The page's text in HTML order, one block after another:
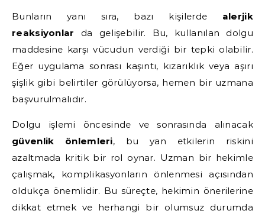
Bunların yanı sıra, bazı kişilerde alerjik
reaksiyonlar da gelişebilir. Bu, kullanılan dolgu
maddesine karşı vücudun verdiği bir tepki olabilir.
Eğer uygulama sonrası kaşıntı, kızarıklık veya aşırı
şişlik gibi belirtiler görülüyorsa, hemen bir uzmana
başvurulmalıdır.
Dolgu işlemi öncesinde ve sonrasında alınacak
güvenlik önlemleri, bu yan etkilerin riskini
azaltmada kritik bir rol oynar. Uzman bir hekimle
çalışmak, komplikasyonların önlenmesi açısından
oldukça önemlidir. Bu süreçte, hekimin önerilerine
dikkat etmek ve herhangi bir olumsuz durumda